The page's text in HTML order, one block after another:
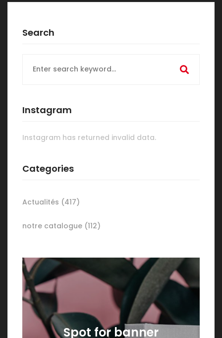
Search
for:
Instagram
Instagram has returned invalid data.
Categories
Actualités (417)
notre catalogue (112)
Spot for banner